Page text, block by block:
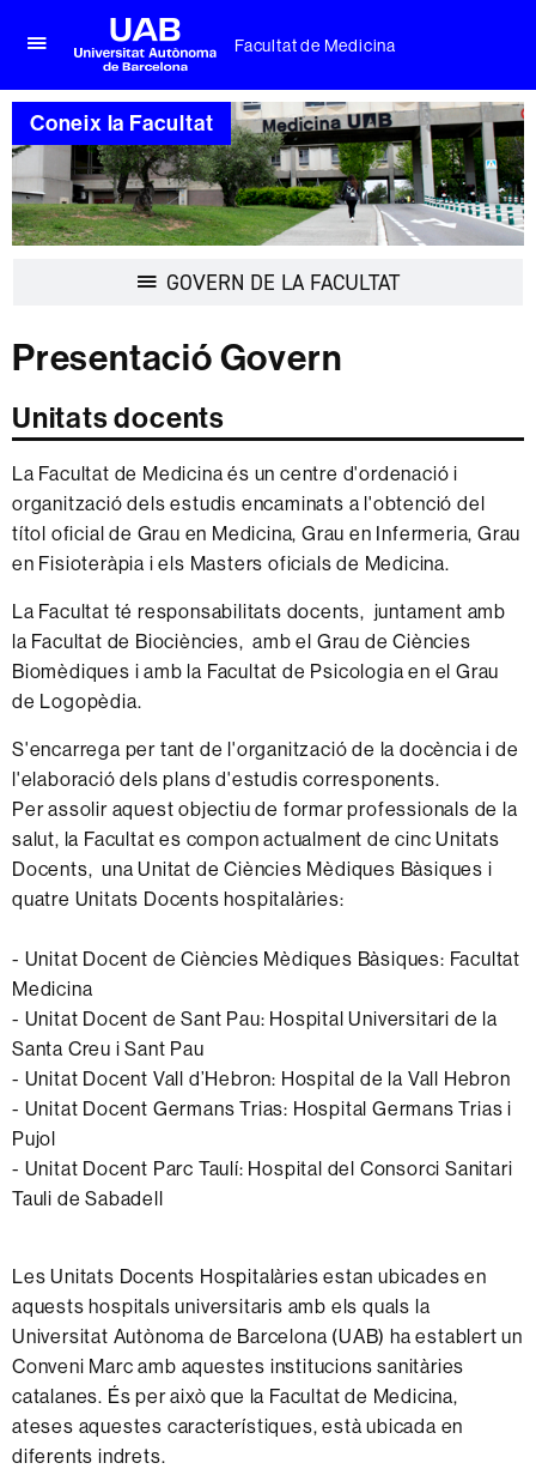
per
desplegar
el
menú
de
Facultat
de
Medicina
Universitat
Autònoma
de
Barcelona
Facultat de Medicina
Coneix la Facultat
GOVERN DE LA FACULTATDesplegar
Presentació Govern
Unitats docents
La Facultat de Medicina és un centre d'ordenació i
organització dels estudis encaminats a l'obtenció del
títol oficial de Grau en Medicina, Grau en Infermeria, Grau
en Fisioteràpia i els Masters oficials de Medicina.
La Facultat té responsabilitats docents, juntament amb
la Facultat de Biociències, amb el Grau de Ciències
Biomèdiques i amb la Facultat de Psicologia en el Grau
de Logopèdia.
S'encarrega per tant de l'organització de la docència i de
l'elaboració dels plans d'estudis corresponents.
Per assolir aquest objectiu de formar professionals de la
salut, la Facultat es compon actualment de cinc Unitats
Docents, una Unitat de Ciències Mèdiques Bàsiques i
quatre Unitats Docents hospitalàries:
- Unitat Docent de Ciències Mèdiques Bàsiques: Facultat
Medicina
- Unitat Docent de Sant Pau: Hospital Universitari de la
Santa Creu i Sant Pau
- Unitat Docent Vall d’Hebron: Hospital de la Vall Hebron
- Unitat Docent Germans Trias: Hospital Germans Trias i
Pujol
- Unitat Docent Parc Taulí: Hospital del Consorci Sanitari
Tauli de Sabadell
Les Unitats Docents Hospitalàries estan ubicades en
aquests hospitals universitaris amb els quals la
Universitat Autònoma de Barcelona (UAB) ha establert un
Conveni Marc amb aquestes institucions sanitàries
catalanes. És per això que la Facultat de Medicina,
ateses aquestes característiques, està ubicada en
diferents indrets.